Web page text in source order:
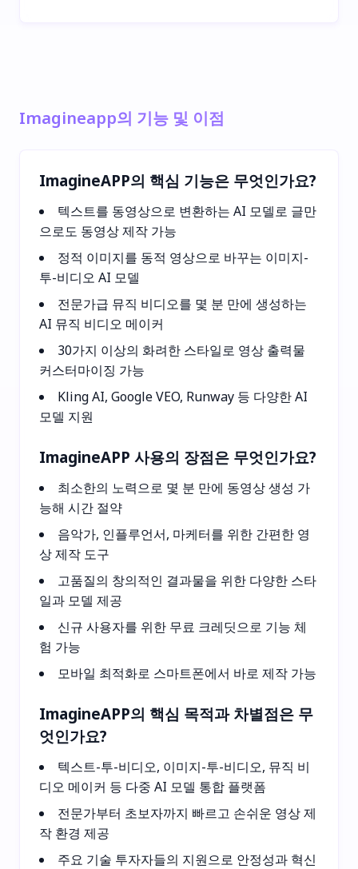
Imagineapp의 기능 및 이점
ImagineAPP의 핵심 기능은 무엇인가요?
텍스트를 동영상으로 변환하는 AI 모델로 글만
으로도 동영상 제작 가능
정적 이미지를 동적 영상으로 바꾸는 이미지-
투-비디오 AI 모델
전문가급 뮤직 비디오를 몇 분 만에 생성하는
AI 뮤직 비디오 메이커
30가지 이상의 화려한 스타일로 영상 출력물
커스터마이징 가능
Kling AI, Google VEO, Runway 등 다양한 AI
모델 지원
ImagineAPP 사용의 장점은 무엇인가요?
최소한의 노력으로 몇 분 만에 동영상 생성 가
능해 시간 절약
음악가, 인플루언서, 마케터를 위한 간편한 영
상 제작 도구
고품질의 창의적인 결과물을 위한 다양한 스타
일과 모델 제공
신규 사용자를 위한 무료 크레딧으로 기능 체
험 가능
모바일 최적화로 스마트폰에서 바로 제작 가능
ImagineAPP의 핵심 목적과 차별점은 무
엇인가요?
텍스트-투-비디오, 이미지-투-비디오, 뮤직 비
디오 메이커 등 다중 AI 모델 통합 플랫폼
전문가부터 초보자까지 빠르고 손쉬운 영상 제
작 환경 제공
주요 기술 투자자들의 지원으로 안정성과 혁신